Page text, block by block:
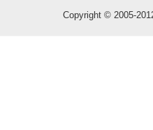
Copyright © 2005-